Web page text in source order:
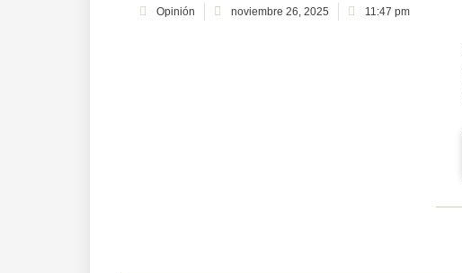
Opinión noviembre 26, 2025 11:47 pm